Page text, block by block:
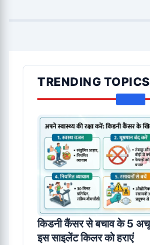
TRENDING TOPICS
किडनी कैंसर से बचाव के 5
इस साइलेंट किलर को हराएं